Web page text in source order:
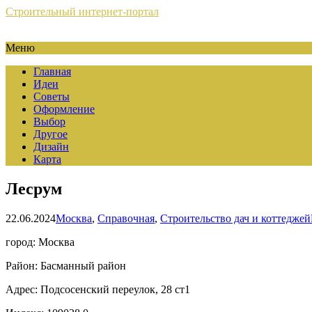
Строительный интернет-портал
Меню
Главная
Идеи
Советы
Оформление
Выбор
Другое
Дизайн
Карта
Лесрум
22.06.2024Москва, Справочная, Строительство дач и коттеджей
город: Москва
Район: Басманный район
Адрес: Подсосенский переулок, 28 ст1